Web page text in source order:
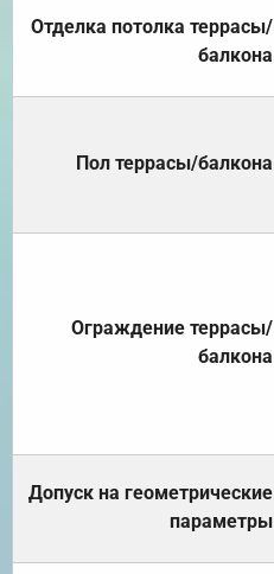
Отделка потолка террасы/
балкона
Пол террасы/балкона
Ограждение террасы/
балкона
Допуск на геометрические
параметры